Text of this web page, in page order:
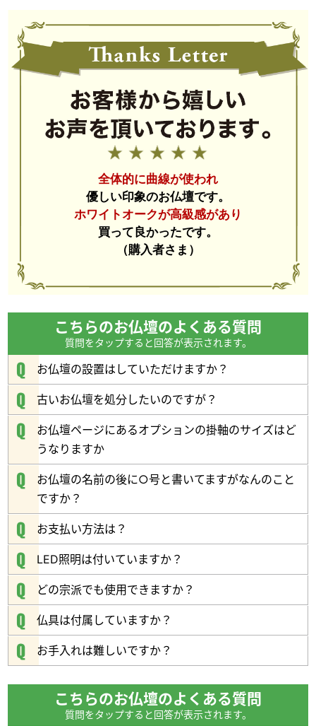
光の陰影が美しい立体的な欄間
段差をつけることで
立体的で広がりを感じられる存在感溢れる
欄間となっています。
人気の
ホワイトオークを採用
強度が高く、
耐久性に優れた高級素材
天然木ならではの温もりと落ち着いた風合い、
まっすぐにのびた美しい木目が
お部屋に自然に馴染みます。
全体的に曲線が使われ
優しい印象のお仏壇です。
ホワイトオークが高級感があり
買って良かったです。
（購入者さま）
こちらのお仏壇のよくある質問
質問をタップすると回答が表示されます。
お仏壇の設置はしていただけますか？
古いお仏壇を処分したいのですが？
お仏壇ページにあるオプションの掛軸のサイズはど
うなりますか
お仏壇の名前の後に○号と書いてますがなんのこと
ですか？
お支払い方法は？
LED照明は付いていますか？
どの宗派でも使用できますか？
仏具は付属していますか？
お手入れは難しいですか？
こちらのお仏壇のよくある質問
質問をタップすると回答が表示されます。